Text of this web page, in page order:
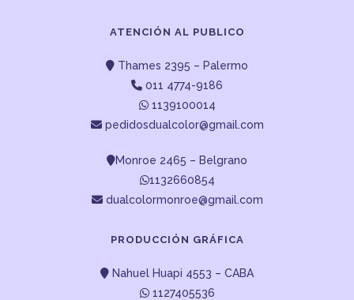
ATENCIÓN AL PUBLICO
Thames 2395 – Palermo
011 4774-9186
1139100014
pedidosdualcolor@gmail.com
Monroe 2465 – Belgrano
1132660854
dualcolormonroe@gmail.com
PRODUCCIÓN GRÁFICA
Nahuel Huapi 4553 – CABA
1127405536